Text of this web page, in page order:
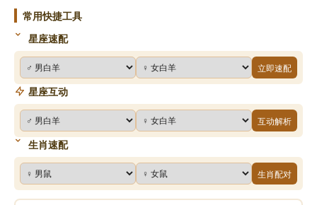
常用快捷工具
星座速配
立即速配
星座互动
互动解析
生肖速配
生肖配对